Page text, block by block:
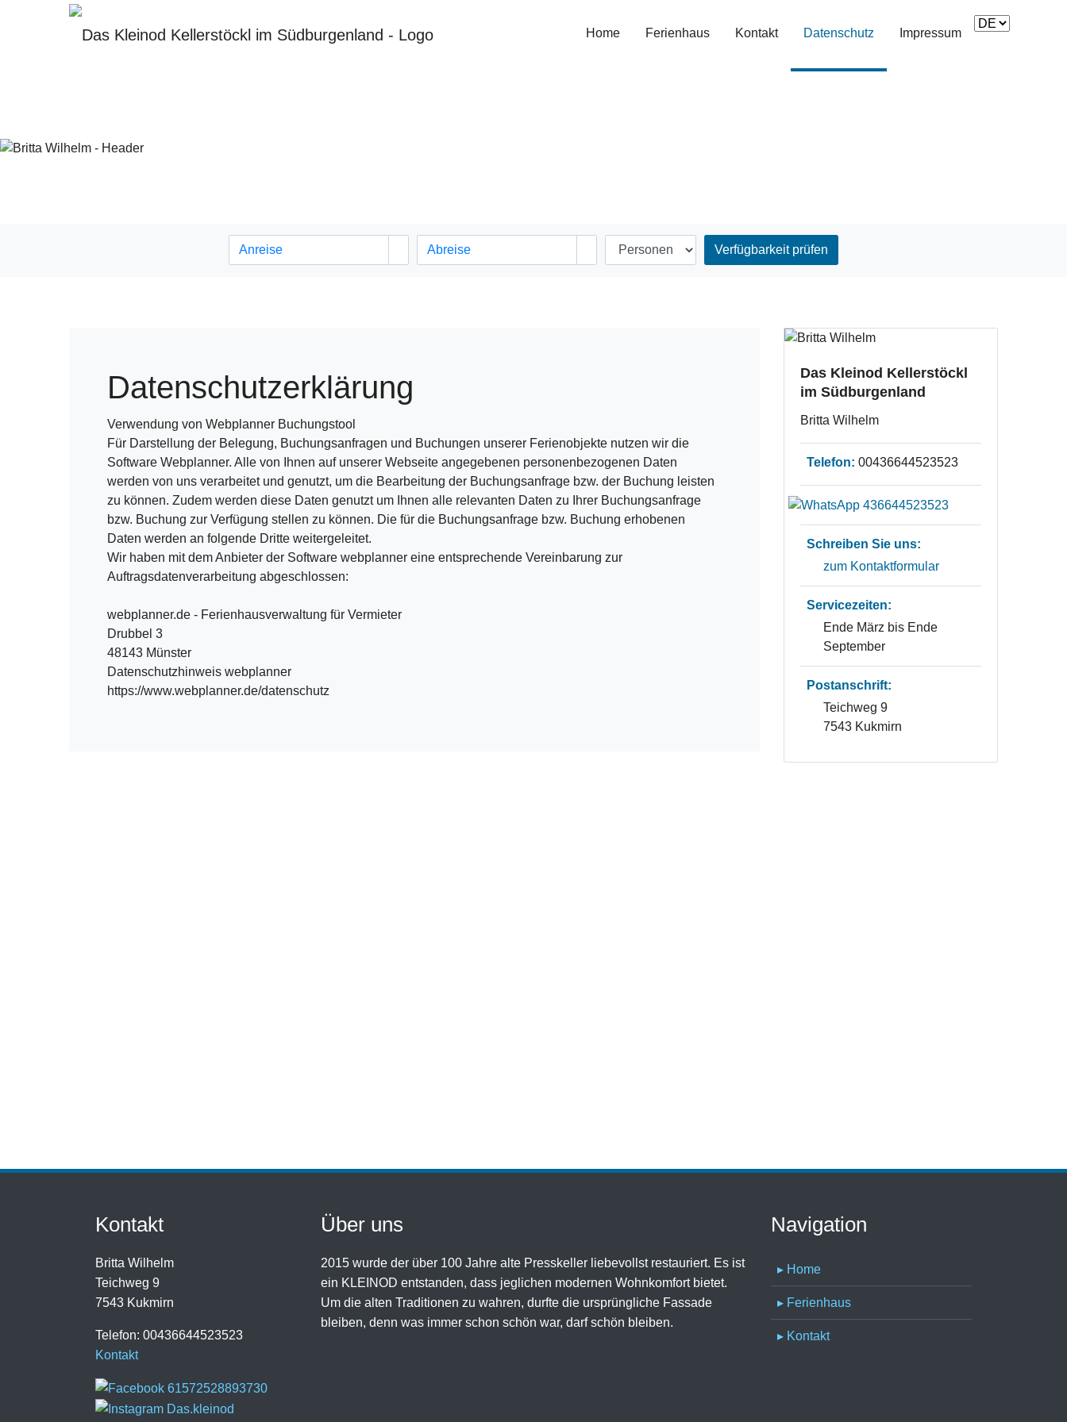
Home Ferienhaus Kontakt Datenschutz (current)Impressum
Verfügbarkeit prüfen
Datenschutzerklärung
Verwendung von Webplanner Buchungstool
Für Darstellung der Belegung, Buchungsanfragen und Buchungen unserer Ferienobjekte nutzen wir die
Software Webplanner. Alle von Ihnen auf unserer Webseite angegebenen personenbezogenen Daten
werden von uns verarbeitet und genutzt, um die Bearbeitung der Buchungsanfrage bzw. der Buchung leisten
zu können. Zudem werden diese Daten genutzt um Ihnen alle relevanten Daten zu Ihrer Buchungsanfrage
bzw. Buchung zur Verfügung stellen zu können. Die für die Buchungsanfrage bzw. Buchung erhobenen
Daten werden an folgende Dritte weitergeleitet.
Wir haben mit dem Anbieter der Software webplanner eine entsprechende Vereinbarung zur
Auftragsdatenverarbeitung abgeschlossen:
webplanner.de - Ferienhausverwaltung für Vermieter
Drubbel 3
48143 Münster
Datenschutzhinweis webplanner
https://www.webplanner.de/datenschutz
Das Kleinod Kellerstöckl
im Südburgenland
Britta Wilhelm
Telefon: 00436644523523
Schreiben Sie uns:
zum Kontaktformular
Servicezeiten:
Ende März bis Ende
September
Postanschrift:
Teichweg 9
7543 Kukmirn
Kontakt
Britta Wilhelm
Teichweg 9
7543 Kukmirn
Telefon: 00436644523523
Kontakt
Über uns
2015 wurde der über 100 Jahre alte Presskeller liebevollst restauriert. Es ist
ein KLEINOD entstanden, dass jeglichen modernen Wohnkomfort bietet.
Um die alten Traditionen zu wahren, durfte die ursprüngliche Fassade
bleiben, denn was immer schon schön war, darf schön bleiben.
Navigation
▸ Home
▸ Ferienhaus
▸ Kontakt